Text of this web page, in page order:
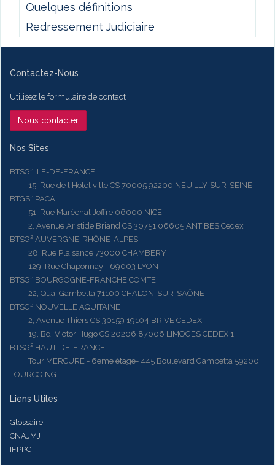
Quelques définitions
Redressement Judiciaire
Contactez-Nous
Utilisez le formulaire de contact
Nous contacter
Nos Sites
BTSG² ILE-DE-FRANCE
15, Rue de l'Hôtel ville CS 70005 92200 NEUILLY-SUR-SEINE
BTGS² PACA
51, Rue Maréchal Joffre 06000 NICE
2, Avenue Aristide Briand CS 30751 06605 ANTIBES Cedex
BTSG² AUVERGNE-RHÔNE-ALPES
28, Rue Plaisance 73000 CHAMBERY
129, Rue Chaponnay - 69003 LYON
BTSG² BOURGOGNE-FRANCHE COMTE
22, Quai Gambetta 71100 CHALON-SUR-SAÔNE
BTSG² NOUVELLE AQUITAINE
2, Avenue Thiers CS 30159 19104 BRIVE CEDEX
19, Bd. Victor Hugo CS 20206 87006 LIMOGES CEDEX 1
BTSG² HAUT-DE-FRANCE
Tour MERCURE - 6ème étage- 445 Boulevard Gambetta 59200
TOURCOING
Liens Utiles
Glossaire
CNAJMJ
IFPPC